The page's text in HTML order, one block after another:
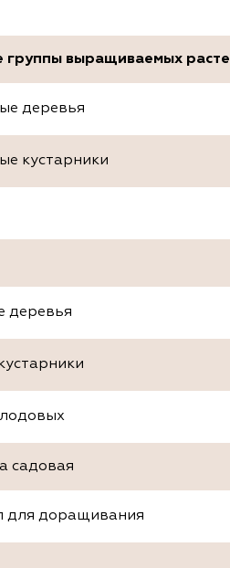
группы выращиваемых
деревья
кустарники
деревья
садовая
для доращивания